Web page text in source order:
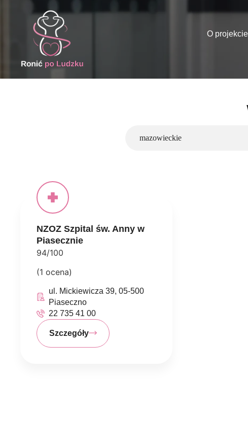
O projekcie
NZOZ Szpital św. Anny w
Piasecznie
94/100
(1 ocena)
ul. Mickiewicza 39, 05-500
Piaseczno
22 735 41 00
Szczegóły